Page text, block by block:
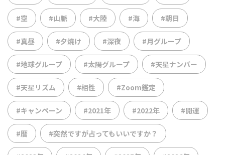
#空 #山脈 #大陸 #海 #朝日
#真昼 #夕焼け #深夜 #月グループ
#地球グループ #太陽グループ #天星ナンバー
#天星リズム #相性 #Zoom鑑定
#キャンペーン #2021年 #2022年 #開運
#暦 #突然ですが占ってもいいですか？